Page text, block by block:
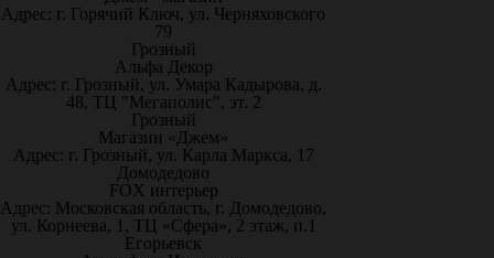
Адрес: г. Горячий Ключ, ул. Черняховского
79
Грозный
Альфа Декор
Адрес: г. Грозный, ул. Умара Кадырова, д.
48, ТЦ "Мегаполис", эт. 2
Грозный
Магазин «Джем»
Адрес: г. Грозный, ул. Карла Маркса, 17
Домодедово
FOX интерьер
Адрес: Московская область, г. Домодедово,
ул. Корнеева, 1, ТЦ «Сфера», 2 этаж, п.1
Егорьевск